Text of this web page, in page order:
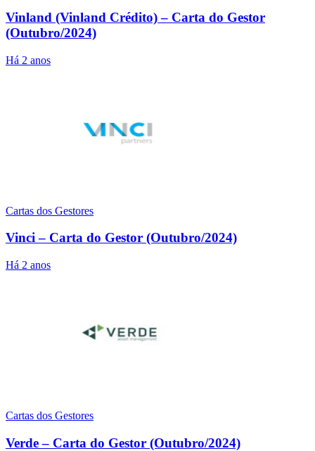
Vinland (Vinland Crédito) – Carta do Gestor
(Outubro/2024)
Há 2 anos
Cartas dos Gestores
Vinci – Carta do Gestor (Outubro/2024)
Há 2 anos
Cartas dos Gestores
Verde – Carta do Gestor (Outubro/2024)